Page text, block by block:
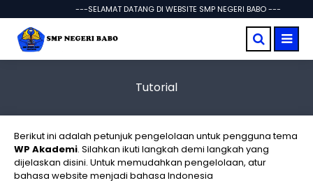
---SELAMAT DATANG DI WEBSITE SMP NEGERI BABO ---
Tutorial
Berikut ini adalah petunjuk pengelolaan untuk pengguna tema
WP Akademi. Silahkan ikuti langkah demi langkah yang
dijelaskan disini. Untuk memudahkan pengelolaan, atur
bahasa website menjadi bahasa Indonesia